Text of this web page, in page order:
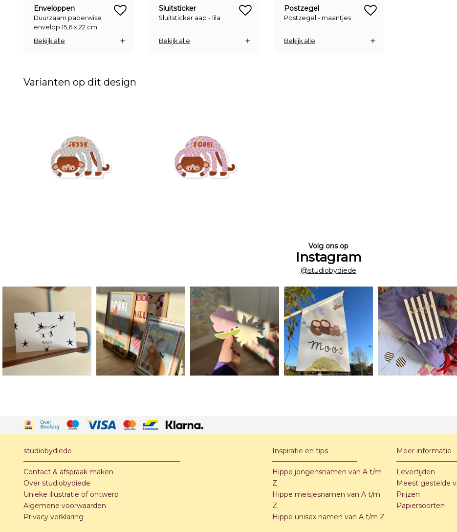
zet op verlanglijstje
Enveloppen
Duurzaam paperwise
envelop 15,6 x 22 cm
Bekijk alle
zet op verlanglijstje
Sluitsticker
Sluitsticker aap - lila
Bekijk alle
zet op verlanglijstje
Postzegel
Postzegel - maantjes
Bekijk alle
Varianten op dit design
Volg ons op
Instagram
@studiobydiede
studiobydiede
Contact & afspraak maken
Over studiobydiede
Unieke illustratie of ontwerp
Algemene voorwaarden
Privacy verklaring
Inspiratie en tips
Hippe jongensnamen van A t/m
Z
Hippe meisjesnamen van A t/m
Z
Hippe unisex namen van A t/m Z
Meer informatie
Levertijden
Meest gestelde
Prijzen
Papiersoorten